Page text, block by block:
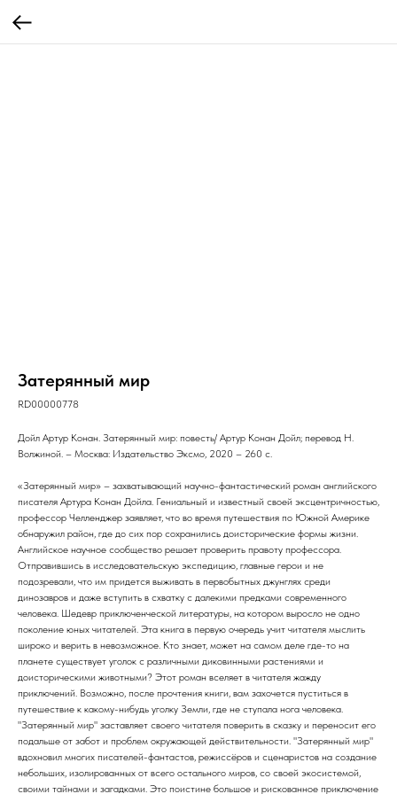
Затерянный мир
RD00000778
Дойл Артур Конан. Затерянный мир: повесть/ Артур Конан Дойл; перевод Н.
Волжиной. – Москва: Издательство Эксмо, 2020 – 260 с.
«Затерянный мир» – захватывающий научно-фантастический роман английского
писателя Артура Конан Дойла. Гениальный и известный своей эксцентричностью,
профессор Челленджер заявляет, что во время путешествия по Южной Америке
обнаружил район, где до сих пор сохранились доисторические формы жизни.
Английское научное сообщество решает проверить правоту профессора.
Отправившись в исследовательскую экспедицию, главные герои и не
подозревали, что им придется выживать в первобытных джунглях среди
динозавров и даже вступить в схватку с далекими предками современного
человека. Шедевр приключенческой литературы, на котором выросло не одно
поколение юных читателей. Эта книга в первую очередь учит читателя мыслить
широко и верить в невозможное. Кто знает, может на самом деле где-то на
планете существует уголок с различными диковинными растениями и
доисторическими животными? Этот роман вселяет в читателя жажду
приключений. Возможно, после прочтения книги, вам захочется пуститься в
путешествие к какому-нибудь уголку Земли, где не ступала нога человека.
"Затерянный мир" заставляет своего читателя поверить в сказку и переносит его
подальше от забот и проблем окружающей действительности. "Затерянный мир"
вдохновил многих писателей-фантастов, режиссёров и сценаристов на создание
небольших, изолированных от всего остального миров, со своей экосистемой,
своими тайнами и загадками. Это поистине большое и рискованное приключение